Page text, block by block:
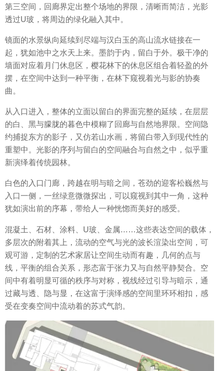
第三空间，回廊界定出整个场地的界限，清晰而简洁，光影
透过U玻，将周边的绿化融入其中。
镜面的水景纵向延续到尽端与汉白玉的高山流水链接在一
起，犹如池中之水天上来。墨韵于内，留白于外。极干净的
墙面对应着月门休息区，樱花林下的休息区组合着轻盈的外
摆，在空间中达到一种平衡，在林下窥视着光与影的协奏
曲。
从入口进入，整体的立面以留白的界面完整的延续，在层层
的白、黑与朦胧的暮色中模糊了回廊与自然地界限。空间隐
约捕捉东方的影子，又仿若山水画，将留白带入到现代性的
重塑中。光影的序列与留白的空间融合与自然之中，似乎重
新演绎着传统园林。
白色的入口门廊，跨越在明与暗之间，苍劲的迎客松巍然与
入口一侧，一丝绿意微微探出，可以窥视到其中一角，这种
犹如演出前的序幕，带给人一种恍惚而美好的感受。
混凝土、石材、涂料、U玻、金属……这些表达空间的载体，
多层次的附着其上，流动的空气与光的波长渲染出空间，可
观可游，定制的艺术家居让空间生动而有趣，几何的点与
线，平衡的组合关系，形态富于张力又与自然平静契合。空
间中有着明显可循的秩序与对称，视线经过引导与暗示，通
过藏与透、隐与显，在这富于演绎感的空间里环环相扣，感
受在变奏空间中流动着的苏式气韵。